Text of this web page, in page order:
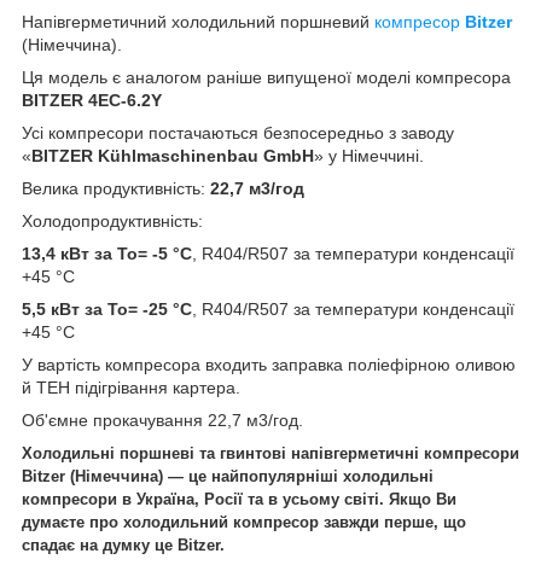
Напівгерметичний холодильний поршневий компресор Bitzer
(Німеччина).
Ця модель є аналогом раніше випущеної моделі компресора
BITZER 4EC-6.2Y
Усі компресори постачаються безпосередньо з заводу
«BITZER Kühlmaschinenbau GmbH» у Німеччині.
Велика продуктивність: 22,7 м3/год
Холодопродуктивність:
13,4 кВт за То= -5 °C , R404/R507 за температури конденсації
+45 °C
5,5 кВт за То= -25 °C , R404/R507 за температури конденсації
+45 °C
У вартість компресора входить заправка поліефірною оливою
й ТЕН підігрівання картера.
Об'ємне прокачування 22,7 м3/год.
Холодильні поршневі та гвинтові напівгерметичні компресори
Bitzer (Німеччина) — це найпопулярніші холодильні
компресори в Україна, Росії та в усьому світі. Якщо Ви
думаєте про холодильний компресор завжди перше, що
спадає на думку це Bitzer.